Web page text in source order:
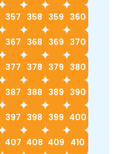
357 358 359 360
367 368 369 370
377 378 379 380
387 388 389 390
397 398 399 400
407 408 409 410